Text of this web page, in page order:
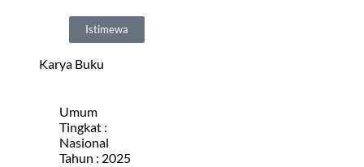
Istimewa
Karya Buku
Umum
Tingkat :
Nasional
Tahun : 2025